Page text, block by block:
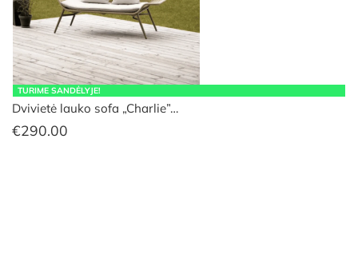
TURIME SANDĖLYJE!
Dvivietė lauko sofa „Charlie”…
€290.00